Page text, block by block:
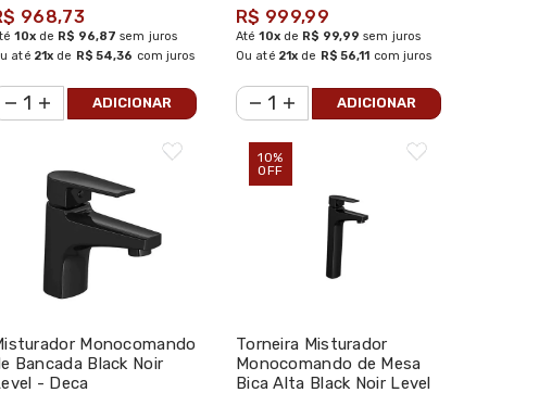
968,73
10xde R$ 96,87 sem juros
até 21x de R$ 54,36 com juros
ADICIONAR
R$ 999,99
Até10xde R$ 99,99 sem juros
Ou até 21x de R$ 56,11 com juros
ADICIONAR
Monocomando
Bancada Black Noir
- Deca
10%
OFF
Torneira Misturador
Monocomando de Mesa
Bica Alta Black Noir Level